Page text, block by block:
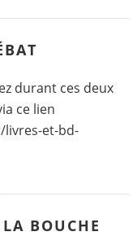
durant ces deux
ce lien
livres-et-bd-
BOUCHE